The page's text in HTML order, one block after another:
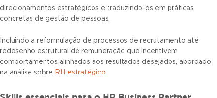
direcionamentos estratégicos e traduzindo-os em práticas
concretas de gestão de pessoas.
Incluindo a reformulação de processos de recrutamento até
redesenho estrutural de remuneração que incentivem
comportamentos alinhados aos resultados desejados, abordado
na análise sobre RH estratégico.